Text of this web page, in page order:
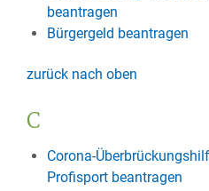
beantragen
Bürgergeld beantragen
zurück nach oben
C
Corona-
Profisport beantragen